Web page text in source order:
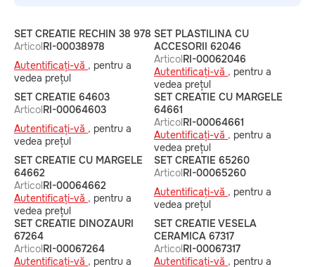
SET CREATIE RECHIN 38 978
ArticolRI-00038978
Autentificați-vă , pentru a
vedea prețul
SET PLASTILINA CU
ACCESORII 62046
ArticolRI-00062046
Autentificați-vă , pentru a
vedea prețul
SET CREATIE 64603
ArticolRI-00064603
Autentificați-vă , pentru a
vedea prețul
SET CREATIE CU MARGELE
64661
ArticolRI-00064661
Autentificați-vă , pentru a
vedea prețul
SET CREATIE CU MARGELE
64662
ArticolRI-00064662
Autentificați-vă , pentru a
vedea prețul
SET CREATIE 65260
ArticolRI-00065260
Autentificați-vă , pentru a
vedea prețul
SET CREATIE DINOZAURI
67264
ArticolRI-00067264
Autentificați-vă , pentru a
SET CREATIE VESELA
CERAMICA 67317
ArticolRI-00067317
Autentificați-vă , pentru a